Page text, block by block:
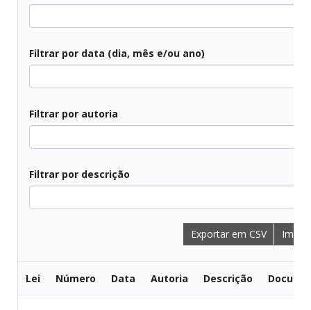
Filtrar por data (dia, mês e/ou ano)
Filtrar por autoria
Filtrar por descrição
Exportar em CSV
Lei Número Data Autoria Descrição